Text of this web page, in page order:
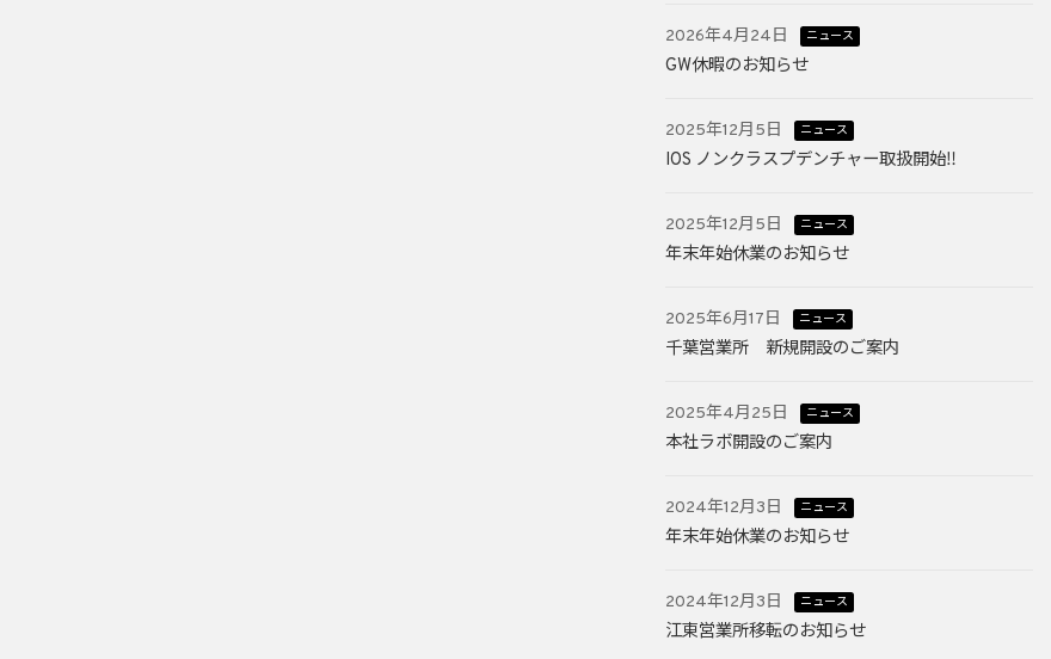
2026年4月24日 ニュース
GW休暇のお知らせ
2025年12月5日 ニュース
IOS ノンクラスプデンチャー取扱開始‼
2025年12月5日 ニュース
年末年始休業のお知らせ
2025年6月17日 ニュース
千葉営業所 新規開設のご案内
2025年4月25日 ニュース
本社ラボ開設のご案内
2024年12月3日 ニュース
年末年始休業のお知らせ
2024年12月3日 ニュース
江東営業所移転のお知らせ